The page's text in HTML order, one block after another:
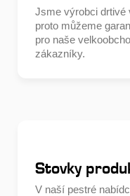
Jsme výrobci drtivé
proto můžeme
pro naše
zákazníky.
Stovky
V naší pestré